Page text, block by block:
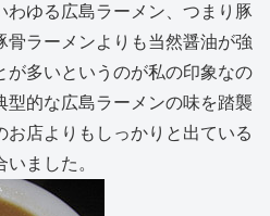
わゆる広島ラーメン、つまり豚
骨ラーメンよりも当然醤油が強
が多いというのが私の印象なの
型的な広島ラーメンの味を踏襲
お店よりもしっかりと出ている
ました。